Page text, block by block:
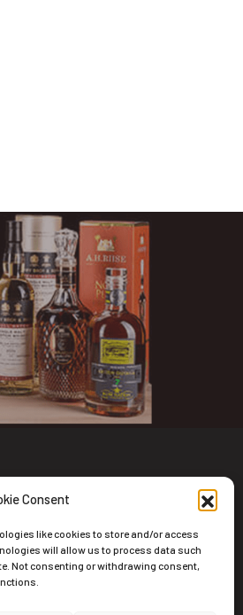
Consent
like cookies to store and/or access
will allow us to process data such
Not consenting or withdrawing consent,